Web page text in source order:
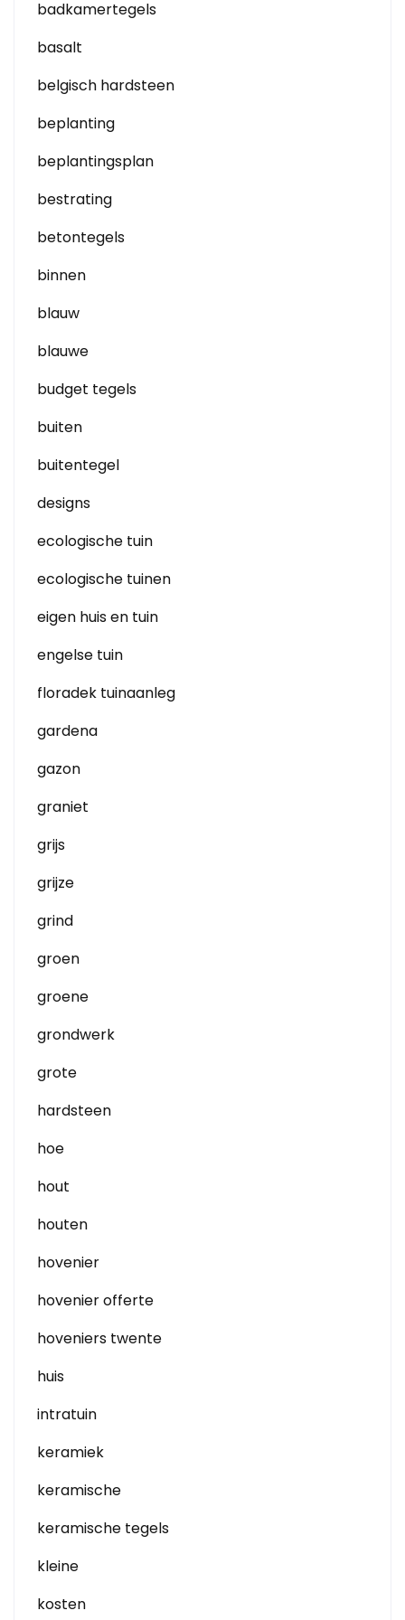
badkamertegels
basalt
belgisch hardsteen
beplanting
beplantingsplan
bestrating
betontegels
binnen
blauw
blauwe
budget tegels
buiten
buitentegel
designs
ecologische tuin
ecologische tuinen
eigen huis en tuin
engelse tuin
floradek tuinaanleg
gardena
gazon
graniet
grijs
grijze
grind
groen
groene
grondwerk
grote
hardsteen
hoe
hout
houten
hovenier
hovenier offerte
hoveniers twente
huis
intratuin
keramiek
keramische
keramische tegels
kleine
kosten